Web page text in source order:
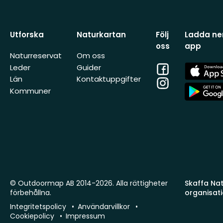
Utforska
Naturreservat
Leder
Län
Kommuner
Naturkartan
Om oss
Guider
Kontaktuppgifter
Följ
oss
Facebook
Instagram
Ladda
app
App
Store
App
Store
Skaffa
© Outdoormap AB 2014-2026. Alla rättigheter
förbehållna.
Integritetspolicy
Användarvillkor
Cookiepolicy
Impressum